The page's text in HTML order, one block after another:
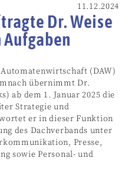
11.12.2024
Dr. Weise
(DAW)
übernimmt Dr.
ab dem 1. Januar 2025 die
Strategie und
er in dieser Funktion
des Dachverbands unter
Presse,
sowie Personal- und